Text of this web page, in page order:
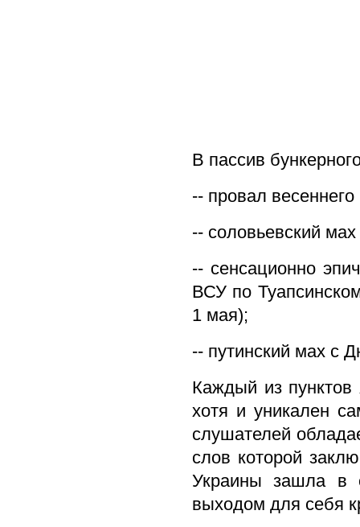
В пассив
-- провал
-- соловьевский
-- сенсационно
ВСУ по
1 мая);
-- путинский мах с
Каждый из
хотя и уникален
слушателей
слов которой
Украины зашла в
выходом для себя